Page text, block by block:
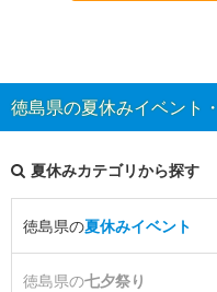
徳島県の夏休みイベント
夏休みカテゴリから探す
徳島県の夏休みイベント
徳島県の七夕祭り